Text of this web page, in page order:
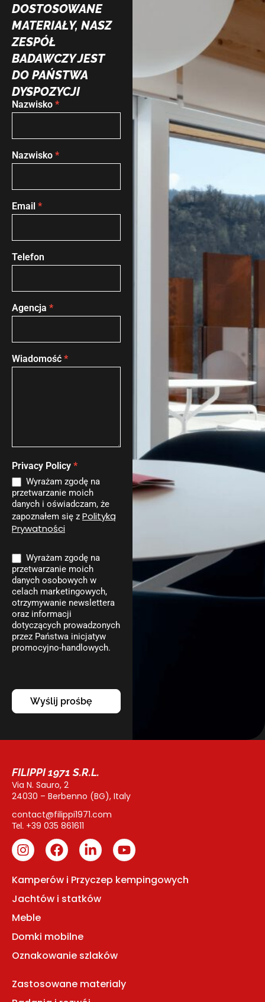
DOSTOSOWANE
MATERIAŁY, NASZ
ZESPÓŁ
BADAWCZY JEST
DO PAŃSTWA
DYSPOZYCJI
Formularz
Nazwisko *
Nazwisko *
Email *
Telefon
Agencja *
Wiadomość *
Privacy Policy *
Wyrażam zgodę na
przetwarzanie moich
danych i oświadczam, że
zapoznałem się z Polityką
Prywatności
Wyrażam zgodę na
przetwarzanie moich
danych osobowych w
celach marketingowych,
otrzymywanie newslettera
oraz informacji
dotyczących prowadzonych
przez Państwa inicjatyw
promocyjno-handlowych.
Wyślij prośbę
FILIPPI 1971 S.R.L.
Via N. Sauro, 2
24030 – Berbenno (BG), Italy
contact@filippi1971.com
Tel. +39 035 861611
Kamperów i Przyczep kempingowych
Jachtów i statków
Meble
Domki mobilne
Oznakowanie szlaków
Zastosowane materialy